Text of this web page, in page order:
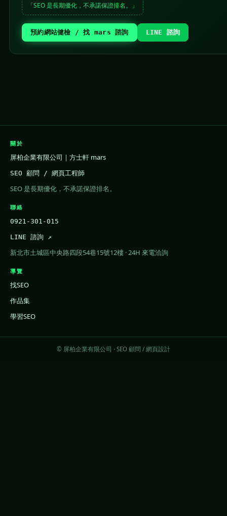
「SEO 是長期優化，不承諾保證排名。」
預約網站健檢 / 找 mars 諮詢 LINE 諮詢
關於
屏柏企業有限公司｜方士軒 mars
SEO 顧問 / 網頁工程師
SEO 是長期優化，不承諾保證排名。
聯絡
0921-301-015
LINE 諮詢 ↗
新北市土城區中央路四段54巷15號12樓 · 24H 來電洽詢
導覽
找SEO
作品集
學習SEO
© 屏柏企業有限公司 · SEO 顧問 / 網頁設計